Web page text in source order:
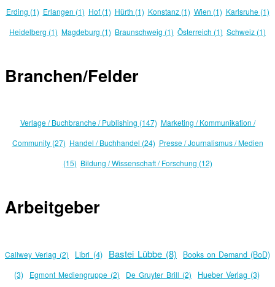
Erding (1) Erlangen (1) Hof (1) Hürth (1) Konstanz (1) Wien (1) Karlsruhe (1)
Heidelberg (1) Magdeburg (1) Braunschweig (1) Österreich (1) Schweiz (1)
Branchen/Felder
Verlage / Buchbranche / Publishing (147) Marketing / Kommunikation /
Community (27) Handel / Buchhandel (24) Presse / Journalismus / Medien
(15) Bildung / Wissenschaft / Forschung (12)
Arbeitgeber
Callwey Verlag (2) Libri (4) Bastei Lübbe (8)
Books on Demand (BoD)
(3)
Egmont Mediengruppe (2) De Gruyter Brill (2) Hueber Verlag (3)